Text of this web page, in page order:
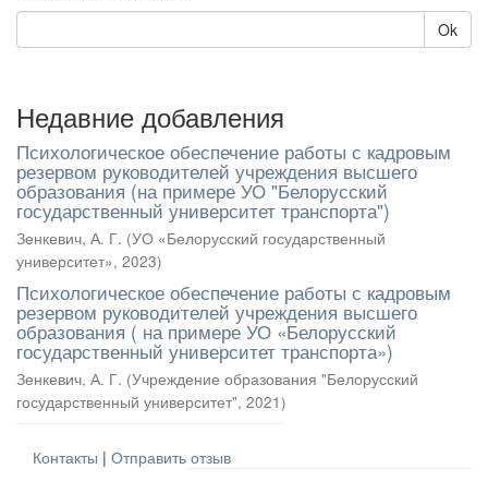
Ok
Недавние добавления
Психологическое обеспечение работы с кадровым
резервом руководителей учреждения высшего
образования (на примере УО "Белорусский
государственный университет транспорта")
Зенкевич, А. Г. (УО «Белорусский государственный
университет», 2023)
Психологическое обеспечение работы с кадровым
резервом руководителей учреждения высшего
образования ( на примере УО «Белорусский
государственный университет транспорта»)
Зенкевич, А. Г. (Учреждение образования "Белорусский
государственный университет", 2021)
Контакты | Отправить отзыв